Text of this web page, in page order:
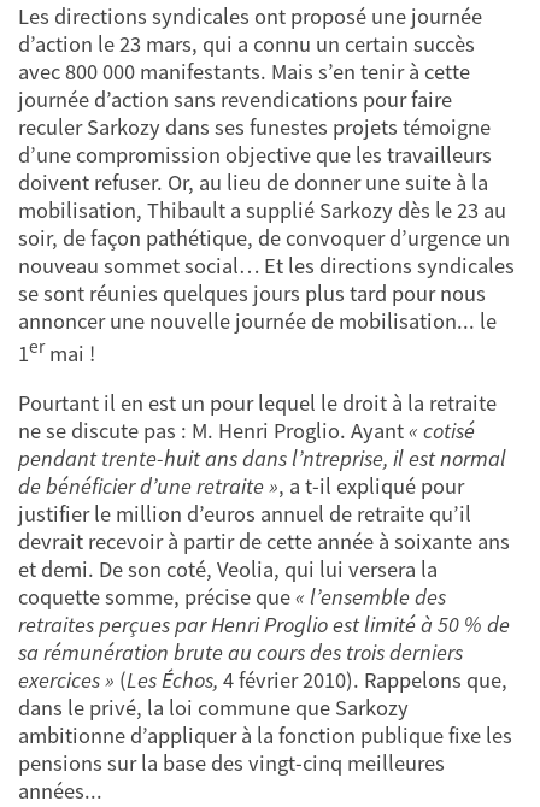
Les directions syndicales ont proposé une journée
d’action le 23 mars, qui a connu un certain succès
avec 800 000 manifestants. Mais s’en tenir à cette
journée d’action sans revendications pour faire
reculer Sarkozy dans ses funestes projets témoigne
d’une compromission objective que les travailleurs
doivent refuser. Or, au lieu de donner une suite à la
mobilisation, Thibault a supplié Sarkozy dès le 23 au
soir, de façon pathétique, de convoquer d’urgence un
nouveau sommet social… Et les directions syndicales
se sont réunies quelques jours plus tard pour nous
annoncer une nouvelle journée de mobilisation... le
1ermai !
Pourtant il en est un pour lequel le droit à la retraite
ne se discute pas : M. Henri Proglio. Ayant« cotisé
pendant trente-huit ans dans l’ntreprise, il est normal
de bénéficier d’une retraite », a t-il expliqué pour
justifier le million d’euros annuel de retraite qu’il
devrait recevoir à partir de cette année à soixante ans
et demi. De son coté, Veolia, qui lui versera la
coquette somme, précise que« l’ensemble des
retraites perçues par Henri Proglio est limité à 50 % de
sa rémunération brute au cours des trois derniers
exercices » (Les Échos, 4 février 2010). Rappelons que,
dans le privé, la loi commune que Sarkozy
ambitionne d’appliquer à la fonction publique fixe les
pensions sur la base des vingt-cinq meilleures
années...